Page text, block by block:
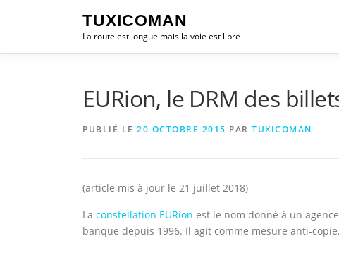
TUXICOMAN
La route est longue mais la voie est libre
EURion, le DRM des
PUBLIÉ LE 20 OCTOBRE 2015 PAR TUXICOMAN
(article mis à jour le 21 juillet 2018)
La constellation EURion est le nom donné à un
banque depuis 1996. Il agit comme mesure anti-copie.